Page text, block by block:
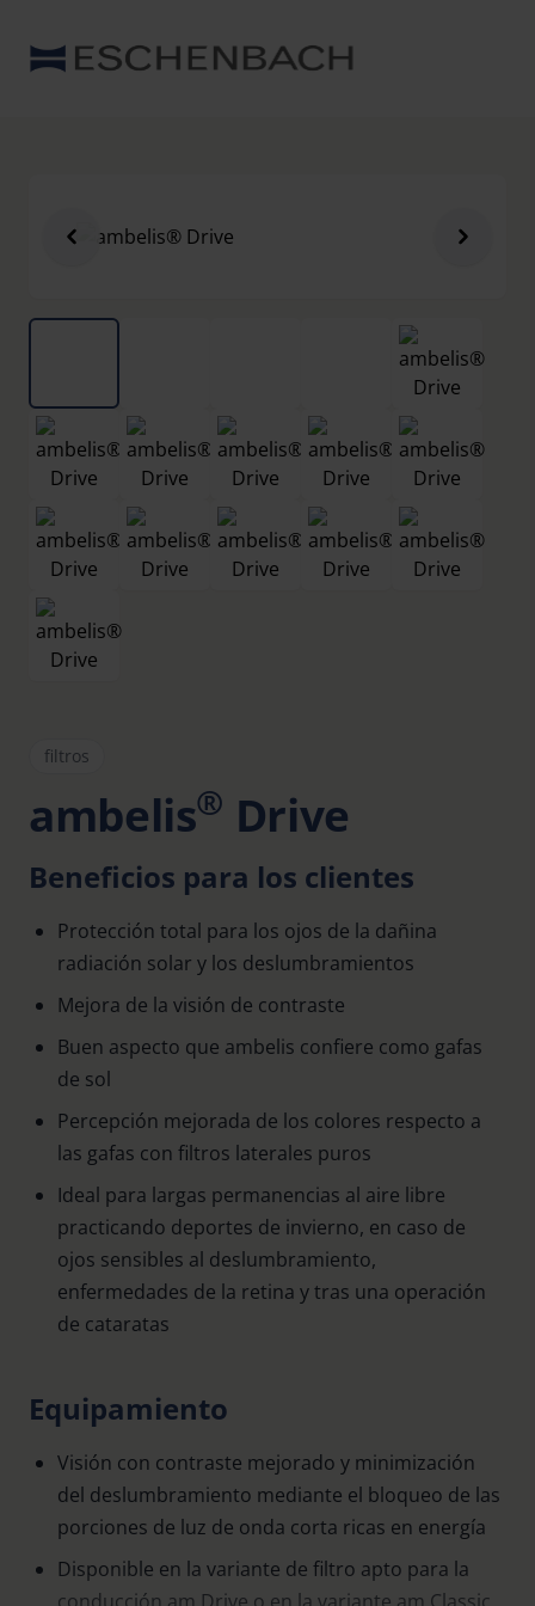
filtros
ambelis® Drive
Beneficios para los clientes
Protección total para los ojos de la dañina
radiación solar y los deslumbramientos
Mejora de la visión de contraste
Buen aspecto que ambelis confiere como gafas
de sol
Percepción mejorada de los colores respecto a
las gafas con filtros laterales puros
Ideal para largas permanencias al aire libre
practicando deportes de invierno, en caso de
ojos sensibles al deslumbramiento,
enfermedades de la retina y tras una operación
de cataratas
Equipamiento
Visión con contraste mejorado y minimización
del deslumbramiento mediante el bloqueo de las
porciones de luz de onda corta ricas en energía
Disponible en la variante de filtro apto para la